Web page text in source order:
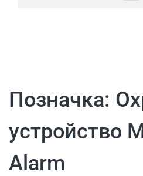
Позначка:
устройство
Alarm